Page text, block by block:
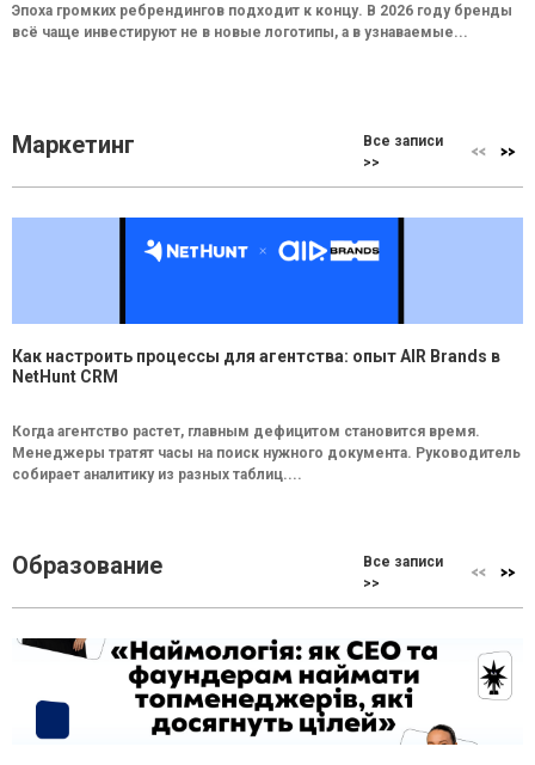
Эпоха громких ребрендингов подходит к концу. В 2026 году бренды
всё чаще инвестируют не в новые логотипы, а в узнаваемые...
Маркетинг
Все записи
>>
Как настроить процессы для агентства: опыт AIR Brands в
NetHunt CRM
Когда агентство растет, главным дефицитом становится время.
Менеджеры тратят часы на поиск нужного документа. Руководитель
собирает аналитику из разных таблиц....
Образование
Все записи
>>